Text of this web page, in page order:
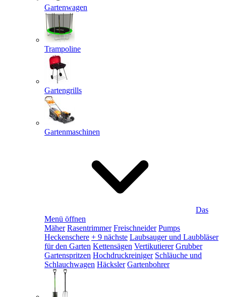
Gartenwagen
Trampoline
Gartengrills
Gartenmaschinen
Das
Menü öffnen
Mäher Rasentrimmer Freischneider Pumps
Heckenschere + 9 nächste Laubsauger und Laubbläser
für den Garten Kettensägen Vertikutierer Grubber
Gartenspritzen Hochdruckreiniger Schläuche und
Schlauchwagen Häcksler Gartenbohrer